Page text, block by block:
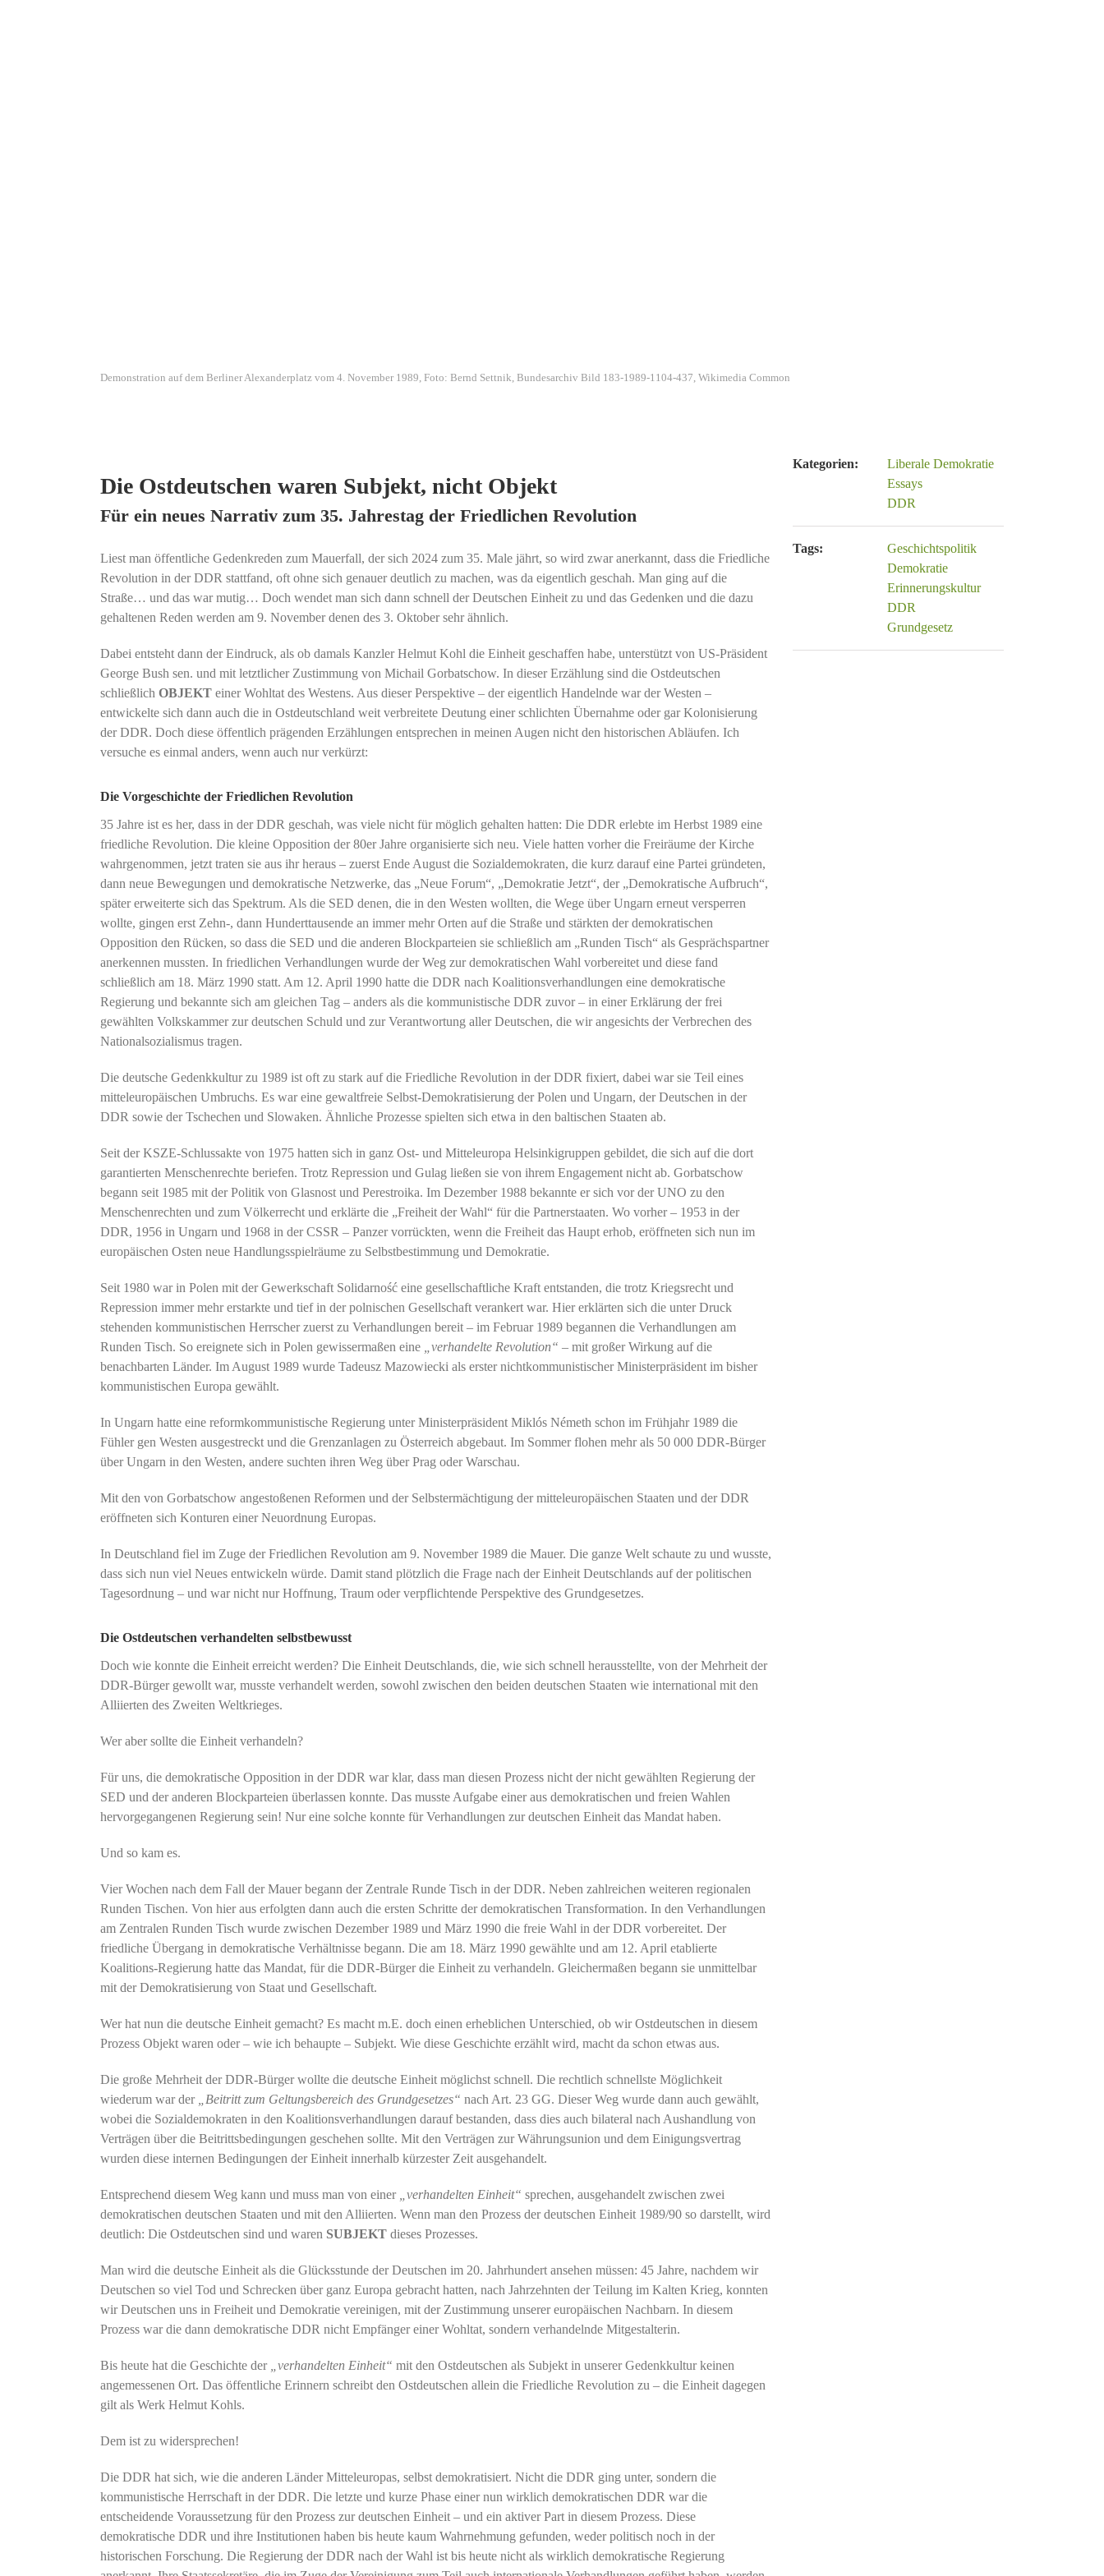
Demonstration auf dem Berliner Alexanderplatz vom 4. November 1989, Foto: Bernd Settnik, Bundesarchiv Bild 183-1989-1104-437, Wikimedia Common
Die Ostdeutschen waren Subjekt, nicht Objekt
Für ein neues Narrativ zum 35. Jahrestag der Friedlichen Revolution
Liest man öffentliche Gedenkreden zum Mauerfall, der sich 2024 zum 35. Male jährt, so wird zwar anerkannt, dass die Friedliche
Revolution in der DDR stattfand, oft ohne sich genauer deutlich zu machen, was da eigentlich geschah. Man ging auf die
Straße… und das war mutig… Doch wendet man sich dann schnell der Deutschen Einheit zu und das Gedenken und die dazu
gehaltenen Reden werden am 9. November denen des 3. Oktober sehr ähnlich.
Dabei entsteht dann der Eindruck, als ob damals Kanzler Helmut Kohl die Einheit geschaffen habe, unterstützt von US-Präsident
George Bush sen. und mit letztlicher Zustimmung von Michail Gorbatschow. In dieser Erzählung sind die Ostdeutschen
schließlich OBJEKTeiner Wohltat des Westens. Aus dieser Perspektive – der eigentlich Handelnde war der Westen –
entwickelte sich dann auch die in Ostdeutschland weit verbreitete Deutung einer schlichten Übernahme oder gar Kolonisierung
der DDR. Doch diese öffentlich prägenden Erzählungen entsprechen in meinen Augen nicht den historischen Abläufen. Ich
versuche es einmal anders, wenn auch nur verkürzt:
Die Vorgeschichte der Friedlichen Revolution
35 Jahre ist es her, dass in der DDR geschah, was viele nicht für möglich gehalten hatten: Die DDR erlebte im Herbst 1989 eine
friedliche Revolution. Die kleine Opposition der 80er Jahre organisierte sich neu. Viele hatten vorher die Freiräume der Kirche
wahrgenommen, jetzt traten sie aus ihr heraus – zuerst Ende August die Sozialdemokraten, die kurz darauf eine Partei gründeten,
dann neue Bewegungen und demokratische Netzwerke, das „Neue Forum“, „Demokratie Jetzt“, der „Demokratische Aufbruch“,
später erweiterte sich das Spektrum. Als die SED denen, die in den Westen wollten, die Wege über Ungarn erneut versperren
wollte, gingen erst Zehn-, dann Hunderttausende an immer mehr Orten auf die Straße und stärkten der demokratischen
Opposition den Rücken, so dass die SED und die anderen Blockparteien sie schließlich am „Runden Tisch“ als Gesprächspartner
anerkennen mussten. In friedlichen Verhandlungen wurde der Weg zur demokratischen Wahl vorbereitet und diese fand
schließlich am 18. März 1990 statt. Am 12. April 1990 hatte die DDR nach Koalitionsverhandlungen eine demokratische
Regierung und bekannte sich am gleichen Tag – anders als die kommunistische DDR zuvor – in einer Erklärung der frei
gewählten Volkskammer zur deutschen Schuld und zur Verantwortung aller Deutschen, die wir angesichts der Verbrechen des
Nationalsozialismus tragen.
Die deutsche Gedenkkultur zu 1989 ist oft zu stark auf die Friedliche Revolution in der DDR fixiert, dabei war sie Teil eines
mitteleuropäischen Umbruchs. Es war eine gewaltfreie Selbst-Demokratisierung der Polen und Ungarn, der Deutschen in der
DDR sowie der Tschechen und Slowaken. Ähnliche Prozesse spielten sich etwa in den baltischen Staaten ab.
Seit der KSZE-Schlussakte von 1975 hatten sich in ganz Ost- und Mitteleuropa Helsinkigruppen gebildet, die sich auf die dort
garantierten Menschenrechte beriefen. Trotz Repression und Gulag ließen sie von ihrem Engagement nicht ab. Gorbatschow
begann seit 1985 mit der Politik von Glasnost und Perestroika. Im Dezember 1988 bekannte er sich vor der UNO zu den
Menschenrechten und zum Völkerrecht und erklärte die „Freiheit der Wahl“ für die Partnerstaaten. Wo vorher – 1953 in der
DDR, 1956 in Ungarn und 1968 in der CSSR – Panzer vorrückten, wenn die Freiheit das Haupt erhob, eröffneten sich nun im
europäischen Osten neue Handlungsspielräume zu Selbstbestimmung und Demokratie.
Seit 1980 war in Polen mit der Gewerkschaft Solidarność eine gesellschaftliche Kraft entstanden, die trotz Kriegsrecht und
Repression immer mehr erstarkte und tief in der polnischen Gesellschaft verankert war. Hier erklärten sich die unter Druck
stehenden kommunistischen Herrscher zuerst zu Verhandlungen bereit – im Februar 1989 begannen die Verhandlungen am
Runden Tisch. So ereignete sich in Polen gewissermaßen eine
„verhandelte Revolution“ – mit großer Wirkung auf die
benachbarten Länder. Im August 1989 wurde Tadeusz Mazowiecki als erster nichtkommunistischer Ministerpräsident im bisher
kommunistischen Europa gewählt.
In Ungarn hatte eine reformkommunistische Regierung unter Ministerpräsident Miklós Németh schon im Frühjahr 1989 die
Fühler gen Westen ausgestreckt und die Grenzanlagen zu Österreich abgebaut. Im Sommer flohen mehr als 50 000 DDR-Bürger
über Ungarn in den Westen, andere suchten ihren Weg über Prag oder Warschau.
Mit den von Gorbatschow angestoßenen Reformen und der Selbstermächtigung der mitteleuropäischen Staaten und der DDR
eröffneten sich Konturen einer Neuordnung Europas.
In Deutschland fiel im Zuge der Friedlichen Revolution am 9. November 1989 die Mauer. Die ganze Welt schaute zu und wusste,
dass sich nun viel Neues entwickeln würde. Damit stand plötzlich die Frage nach der Einheit Deutschlands auf der politischen
Tagesordnung – und war nicht nur Hoffnung, Traum oder verpflichtende Perspektive des Grundgesetzes.
Die Ostdeutschen verhandelten selbstbewusst
Doch wie konnte die Einheit erreicht werden? Die Einheit Deutschlands, die, wie sich schnell herausstellte, von der Mehrheit der
DDR-Bürger gewollt war, musste verhandelt werden, sowohl zwischen den beiden deutschen Staaten wie international mit den
Alliierten des Zweiten Weltkrieges.
Wer aber sollte die Einheit verhandeln?
Für uns, die demokratische Opposition in der DDR war klar, dass man diesen Prozess nicht der nicht gewählten Regierung der
SED und der anderen Blockparteien überlassen konnte. Das musste Aufgabe einer aus demokratischen und freien Wahlen
hervorgegangenen Regierung sein! Nur eine solche konnte für Verhandlungen zur deutschen Einheit das Mandat haben.
Und so kam es.
Vier Wochen nach dem Fall der Mauer begann der Zentrale Runde Tisch in der DDR. Neben zahlreichen weiteren regionalen
Runden Tischen. Von hier aus erfolgten dann auch die ersten Schritte der demokratischen Transformation. In den Verhandlungen
am Zentralen Runden Tisch wurde zwischen Dezember 1989 und März 1990 die freie Wahl in der DDR vorbereitet. Der
friedliche Übergang in demokratische Verhältnisse begann. Die am 18. März 1990 gewählte und am 12. April etablierte
Koalitions-Regierung hatte das Mandat, für die DDR-Bürger die Einheit zu verhandeln. Gleichermaßen begann sie unmittelbar
mit der Demokratisierung von Staat und Gesellschaft.
Wer hat nun die deutsche Einheit gemacht? Es macht m.E. doch einen erheblichen Unterschied, ob wir Ostdeutschen in diesem
Prozess Objekt waren oder – wie ich behaupte – Subjekt. Wie diese Geschichte erzählt wird, macht da schon etwas aus.
Die große Mehrheit der DDR-Bürger wollte die deutsche Einheit möglichst schnell. Die rechtlich schnellste Möglichkeit
wiederum war der
„Beitritt zum Geltungsbereich des Grundgesetzes“ nach Art. 23 GG. Dieser Weg wurde dann auch gewählt,
wobei die Sozialdemokraten in den Koalitionsverhandlungen darauf bestanden, dass dies auch bilateral nach Aushandlung von
Verträgen über die Beitrittsbedingungen geschehen sollte. Mit den Verträgen zur Währungsunion und dem Einigungsvertrag
wurden diese internen Bedingungen der Einheit innerhalb kürzester Zeit ausgehandelt.
Entsprechend diesem Weg kann und muss man von einer „verhandelten Einheit“ sprechen, ausgehandelt zwischen zwei
demokratischen deutschen Staaten und mit den Alliierten. Wenn man den Prozess der deutschen Einheit 1989/90 so darstellt, wird
deutlich: Die Ostdeutschen sind und waren SUBJEKTdieses Prozesses.
Man wird die deutsche Einheit als die Glücksstunde der Deutschen im 20. Jahrhundert ansehen müssen: 45 Jahre, nachdem wir
Deutschen so viel Tod und Schrecken über ganz Europa gebracht hatten, nach Jahrzehnten der Teilung im Kalten Krieg, konnten
wir Deutschen uns in Freiheit und Demokratie vereinigen, mit der Zustimmung unserer europäischen Nachbarn. In diesem
Prozess war die dann demokratische DDR nicht Empfänger einer Wohltat, sondern verhandelnde Mitgestalterin.
Bis heute hat die Geschichte der „verhandelten Einheit“ mit den Ostdeutschen als Subjekt in unserer Gedenkkultur keinen
angemessenen Ort. Das öffentliche Erinnern schreibt den Ostdeutschen allein die Friedliche Revolution zu – die Einheit dagegen
gilt als Werk Helmut Kohls.
Dem ist zu widersprechen!
Die DDR hat sich, wie die anderen Länder Mitteleuropas, selbst demokratisiert. Nicht die DDR ging unter, sondern die
kommunistische Herrschaft in der DDR. Die letzte und kurze Phase einer nun wirklich demokratischen DDR war die
entscheidende Voraussetzung für den Prozess zur deutschen Einheit – und ein aktiver Part in diesem Prozess. Diese
demokratische DDR und ihre Institutionen haben bis heute kaum Wahrnehmung gefunden, weder politisch noch in der
historischen Forschung. Die Regierung der DDR nach der Wahl ist bis heute nicht als wirklich demokratische Regierung
Kategorien:
Liberale Demokratie
Essays
DDR
Tags:
Geschichtspolitik
Demokratie
Erinnerungskultur
DDR
Grundgesetz